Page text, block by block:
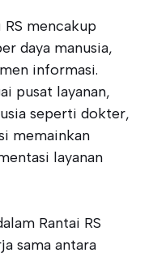
mencakup
daya manusia,
informasi.
pusat layanan,
seperti dokter,
memainkan
layanan
Rantai RS
sama antara